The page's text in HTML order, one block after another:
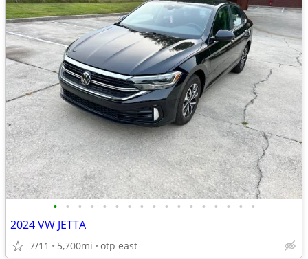
• • • • • • • • • • • • • • • • •
2024 VW JETTA
7/11 5,700mi otp east